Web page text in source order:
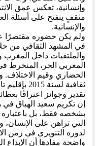
وإنسانية، تعكس عمق
مثقفٍ ينفتح على أسئلة
والإنسانية.
ولم يكن حضوره مقتصرًا
في المشهد الثقافي من
والملتقيات داخل
المغربي الحر، المنخرط
الحضاري وقيم الاختلاف.
ثقافية
تقدير وجوائز اعترافًا
إن تكريم سعيد الهياق في
بشخصه فقط، بل باعتباره
التي تراهن على
لدوره التنويري في زمن
واضحة مفادها أن الإبداع